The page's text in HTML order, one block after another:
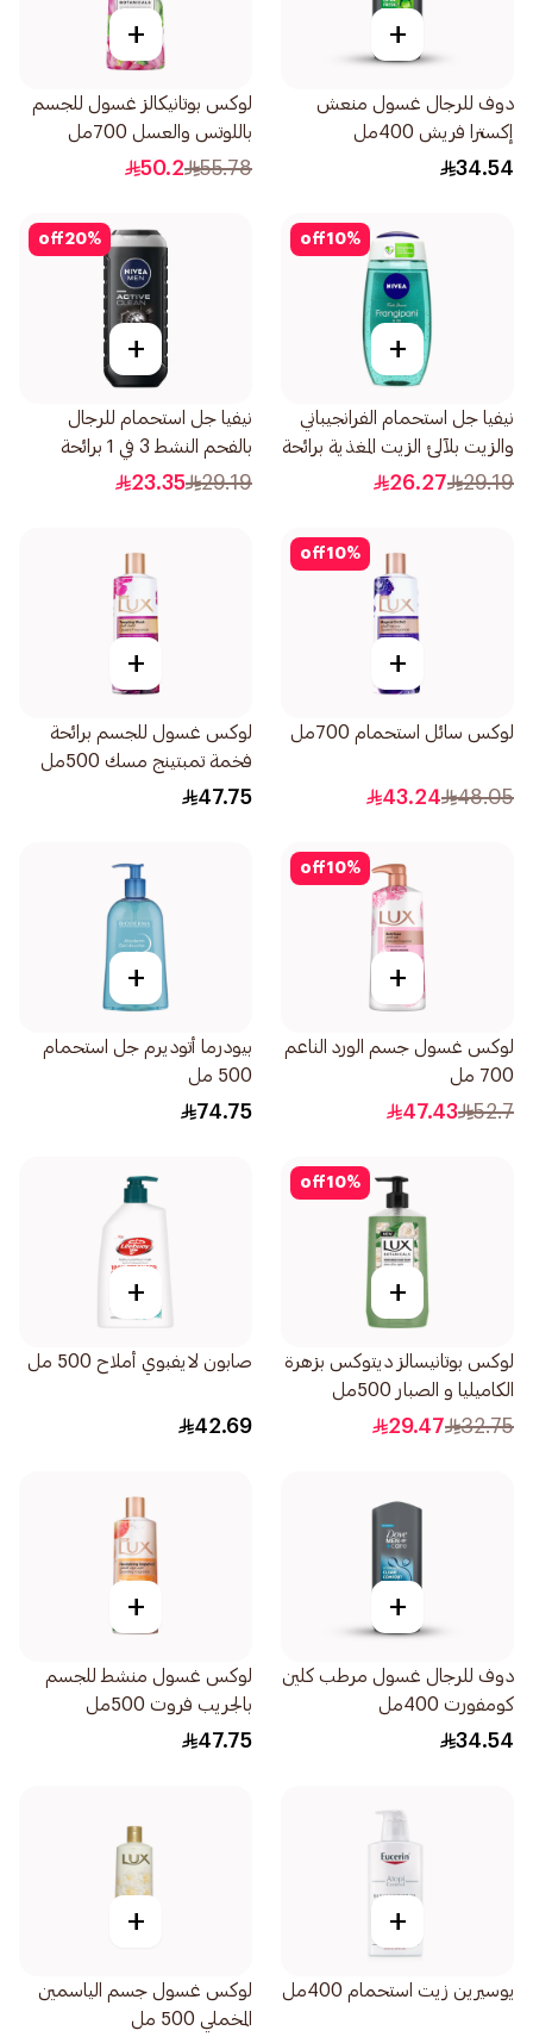
+
دوف للرجال غسول منعش
إكسترا فريش 400مل
34.54
+
لوكس بوتانيكالز غسول للجسم
باللوتس والعسل 700مل
55.78
50.2
10%
off
+
نيفيا جل استحمام الفرانجيباني
والزيت بلآلئ الزيت المغذية برائحة
الفرانجيباني 250مل
29.19
26.27
20%
off
+
نيفيا جل استحمام للرجال
بالفحم النشط 3 في 1 برائحة
خشبية 250مل
29.19
23.35
10%
off
+
لوكس سائل استحمام 700مل
48.05
43.24
+
لوكس غسول للجسم برائحة
فخمة تمبتينج مسك 500مل
47.75
10%
off
+
لوكس غسول جسم الورد الناعم
700 مل
52.7
47.43
+
بيودرما أتوديرم جل استحمام
500 مل
74.75
10%
off
+
لوكس بوتانيسالز ديتوكس بزهرة
الكاميليا و الصبار 500مل
32.75
29.47
+
صابون لايفبوي أملاح 500 مل
42.69
+
دوف للرجال غسول مرطب كلين
كومفورت 400مل
34.54
+
لوكس غسول منشط للجسم
بالجريب فروت 500مل
47.75
+
يوسيرين زيت استحمام 400مل
+
لوكس غسول جسم الياسمين
المخملي 500 مل